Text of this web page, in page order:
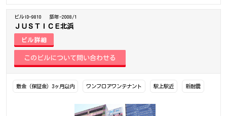
ビルID-9810 築年-2008/1
ＪＵＳＴＩＣＥ北浜
ビル詳細
敷金（保証金）3ヶ月以内 ワンフロアワンテナント 駅上駅近 新耐震